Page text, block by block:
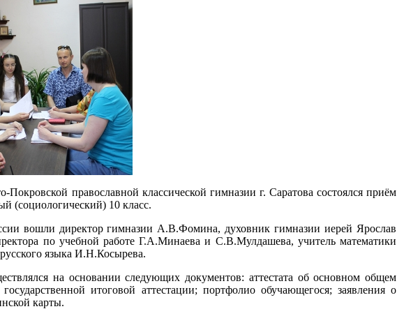
Покровской православной классической гимназии г. Саратова состоялся приём
(социологический) 10 класс.
вошли директор гимназии А.В.Фомина, духовник гимназии иерей Ярослав
по учебной работе Г.А.Минаева и С.В.Мулдашева, учитель математики
языка И.Н.Косырева.
на основании следующих документов: аттестата об основном общем
государственной итоговой аттестации; портфолио обучающегося; заявления о
карты.